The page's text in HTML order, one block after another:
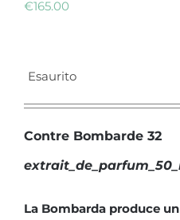
€165.00
Esaurito
Contre Bombarde 32
La Bombarda produce